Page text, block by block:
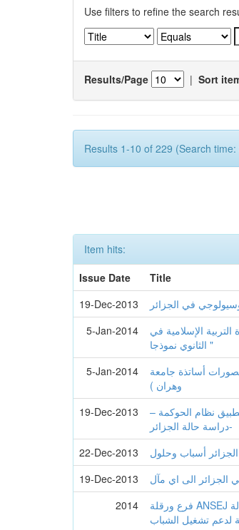
Use filters to refine the search
Results/Page | Sort
Results 1-10 of 229 (Search
Item hits:
Issue Date
Title
19-Dec-2013
في الجزائر
5-Jan-2014
الإسلامية في
الثانوي نموذجا "
5-Jan-2014
أساتذة جامعة
وهران )
19-Dec-2013
نظام الحوكمة –
دراسة حالة الجزائر-
22-Dec-2013 أسباب وحلول
19-Dec-2013
الجزائر الى اي مآل
2014
فرع ورقلة ANSEJ سياسة التشغيل في الجزائر ودورها في تقليص البطالة
لدعم تشغيل الشباب